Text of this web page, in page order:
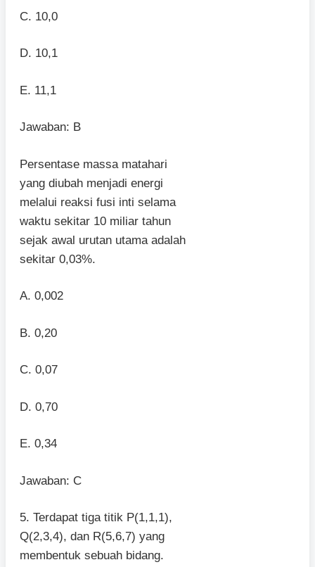
C. 10,0
D. 10,1
E. 11,1
Jawaban: B
Persentase massa matahari
yang diubah menjadi energi
melalui reaksi fusi inti selama
waktu sekitar 10 miliar tahun
sejak awal urutan utama adalah
sekitar 0,03%.
A. 0,002
B. 0,20
C. 0,07
D. 0,70
E. 0,34
Jawaban: C
5. Terdapat tiga titik P(1,1,1),
Q(2,3,4), dan R(5,6,7) yang
membentuk sebuah bidang.